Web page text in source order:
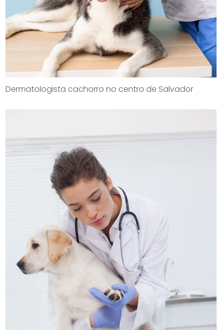
Dermatologista cachorro no centro de Salvador